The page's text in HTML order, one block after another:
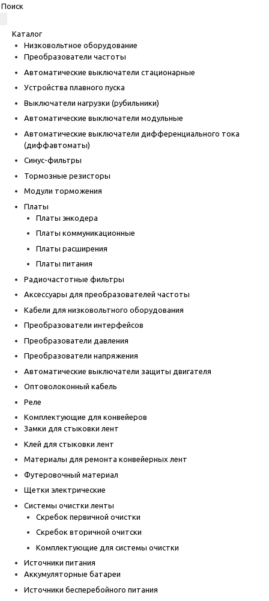
Каталог
Низковольтное оборудование
Преобразователи частоты
Автоматические выключатели стационарные
Устройства плавного пуска
Выключатели нагрузки (рубильники)
Автоматические выключатели модульные
Автоматические выключатели дифференциального тока
(диффавтоматы)
Синус-фильтры
Тормозные резисторы
Модули торможения
Платы
Платы энкодера
Платы коммуникационные
Платы расширения
Платы питания
Радиочастотные фильтры
Аксессуары для преобразователей частоты
Кабели для низковольтного оборудования
Преобразователи интерфейсов
Преобразователи давления
Преобразователи напряжения
Автоматические выключатели защиты двигателя
Оптоволоконный кабель
Реле
Комплектующие для конвейеров
Замки для стыковки лент
Клей для стыковки лент
Материалы для ремонта конвейерных лент
Футеровочный материал
Щетки электрические
Системы очистки ленты
Скребок первичной очистки
Скребок вторичной очитски
Комплектующие для системы очистки
Источники питания
Аккумуляторные батареи
Источники бесперебойного питания